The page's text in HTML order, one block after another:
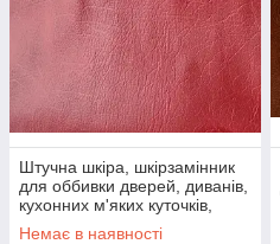
Штучна шкіра, шкірзамінник
для оббивки дверей, диванів,
кухонних м'яких куточків,
табуреток та ін меблів
Немає в наявності